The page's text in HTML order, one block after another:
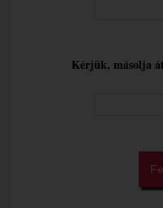
Kérjük, másolja